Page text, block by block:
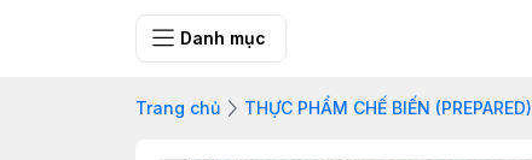
Danh mục
Trang chủ THỰC PHẨM CHẾ BIẾN (PREPARED)